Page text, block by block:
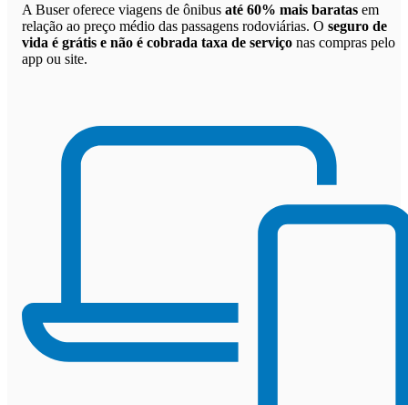
A Buser oferece viagens de ônibus até 60% mais baratas em
relação ao preço médio das passagens rodoviárias. O seguro de
vida é grátis e não é cobrada taxa de serviço nas compras pelo
app ou site.